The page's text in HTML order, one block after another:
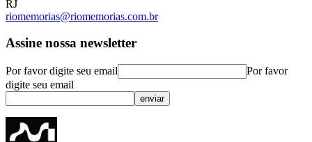
RJ
riomemorias@riomemorias.com.br
Assine nossa newsletter
Por favor digite seu email
Por favor
digite seu email
enviar